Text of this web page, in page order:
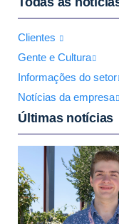
Clientes
Gente e Cultura
Informações do setor
Notícias da empresa
Últimas notícias